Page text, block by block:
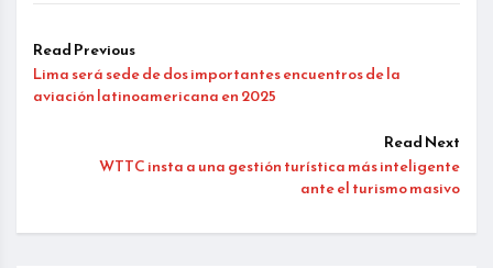
Read Previous
Lima será sede de dos importantes encuentros de la
aviación latinoamericana en 2025
Read Next
WTTC insta a una gestión turística más inteligente
ante el turismo masivo